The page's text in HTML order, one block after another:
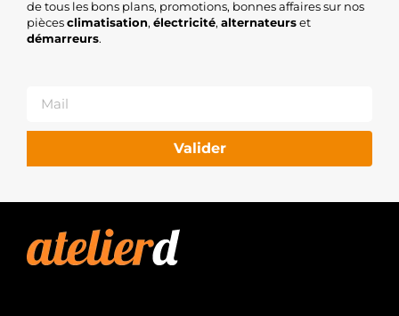
de tous les bons plans, promotions, bonnes affaires sur nos
piècesclimatisation, électricité, alternateurset
démarreurs.
Valider